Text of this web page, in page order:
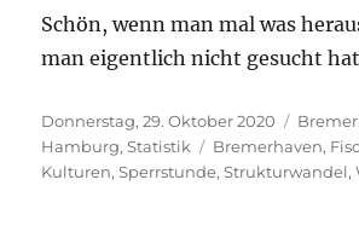
Schön, wenn man mal was
man eigentlich nicht gesucht
Veröffentlicht
am
Donnerstag, 29. Oktober 2020
Hamburg,Statistik Schlagwörter
Bremerhaven,
Kulturen,Sperrstunde,Strukturwandel,